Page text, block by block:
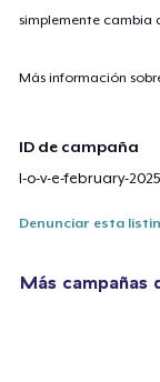
simplemente cambia
Más información
ID de campaña
l-o-v-e-february-2025
Denunciar esta
Más campañas